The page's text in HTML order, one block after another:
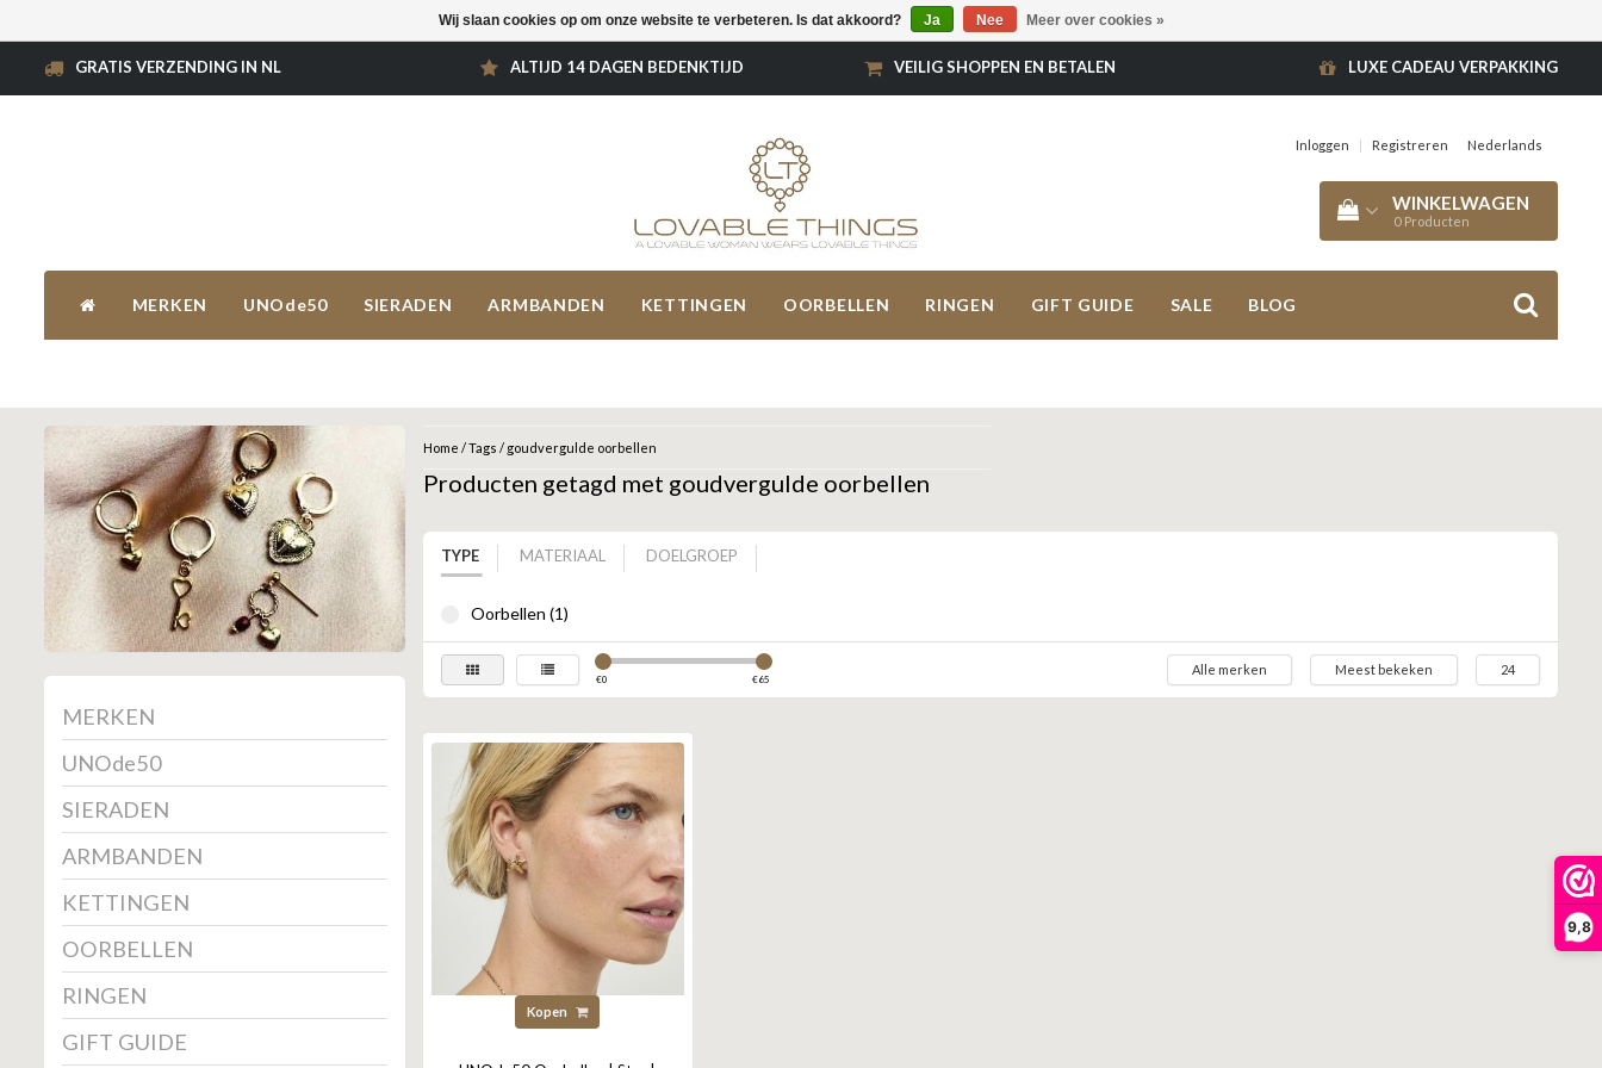
9,8
GRATIS VERZENDING IN NL ALTIJD 14 DAGEN BEDENKTIJD VEILIG SHOPPEN EN BETALEN LUXE CADEAU VERPAKKING
Inloggen | Registreren Nederlands
WINKELWAGEN
0 Producten
MERKEN UNOde50 SIERADEN ARMBANDEN KETTINGEN OORBELLEN RINGEN GIFT GUIDE SALE BLOG
MERKEN
UNOde50
SIERADEN
ARMBANDEN
KETTINGEN
OORBELLEN
RINGEN
GIFT GUIDE
Home /Tags / goudvergulde oorbellen
Producten getagd met goudvergulde oorbellen
TYPE MATERIAAL DOELGROEP
Oorbellen (1)
€0 €65
Alle merken Meest bekeken 24
Kopen
Wij slaan cookies op om onze website te verbeteren. Is dat akkoord? Ja Nee Meer over cookies »